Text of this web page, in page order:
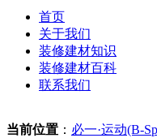
首页
关于我们
装修建材知识
装修建材百科
联系我们
当前位置 ： 必一·运动(B-